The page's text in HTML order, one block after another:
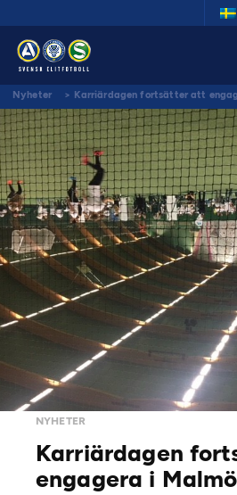
Nyheter > Karriärdagen fortsätter att
NYHETER
Karriärdagen
engagera i Malmö